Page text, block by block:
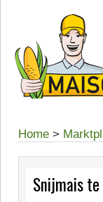
Home >
Snijmais